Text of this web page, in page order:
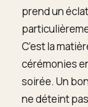
prend un
C’est la
cérémonies
soirée. Un
ne déteint